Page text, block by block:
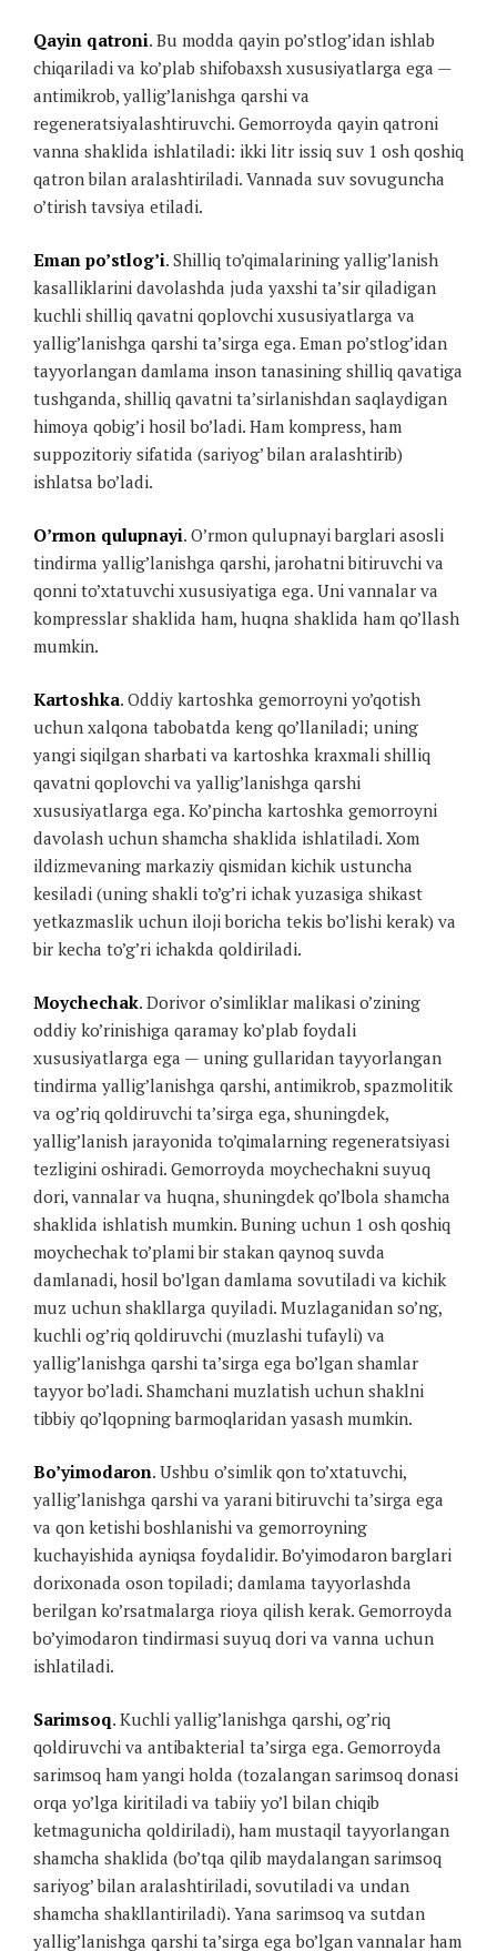
Qayin qatroni. Bu modda qayin po’stlog’idan ishlab
chiqariladi va ko’plab shifobaxsh xususiyatlarga ega —
antimikrob, yallig’lanishga qarshi va
regeneratsiyalashtiruvchi. Gemorroyda qayin qatroni
vanna shaklida ishlatiladi: ikki litr issiq suv 1 osh qoshiq
qatron bilan aralashtiriladi. Vannada suv sovuguncha
o’tirish tavsiya etiladi.
Eman po’stlog’i. Shilliq to’qimalarining yallig’lanish
kasalliklarini davolashda juda yaxshi ta’sir qiladigan
kuchli shilliq qavatni qoplovchi xususiyatlarga va
yallig’lanishga qarshi ta’sirga ega. Eman po’stlog’idan
tayyorlangan damlama inson tanasining shilliq qavatiga
tushganda, shilliq qavatni ta’sirlanishdan saqlaydigan
himoya qobig’i hosil bo’ladi. Ham kompress, ham
suppozitoriy sifatida (sariyog’ bilan aralashtirib)
ishlatsa bo’ladi.
O’rmon qulupnayi. O’rmon qulupnayi barglari asosli
tindirma yallig’lanishga qarshi, jarohatni bitiruvchi va
qonni to’xtatuvchi xususiyatiga ega. Uni vannalar va
kompresslar shaklida ham, huqna shaklida ham qo’llash
mumkin.
Kartoshka. Oddiy kartoshka gemorroyni yo’qotish
uchun xalqona tabobatda keng qo’llaniladi; uning
yangi siqilgan sharbati va kartoshka kraxmali shilliq
qavatni qoplovchi va yallig’lanishga qarshi
xususiyatlarga ega. Ko’pincha kartoshka gemorroyni
davolash uchun shamcha shaklida ishlatiladi. Xom
ildizmevaning markaziy qismidan kichik ustuncha
kesiladi (uning shakli to’g’ri ichak yuzasiga shikast
yetkazmaslik uchun iloji boricha tekis bo’lishi kerak) va
bir kecha to’g’ri ichakda qoldiriladi.
Moychechak. Dorivor o’simliklar malikasi o’zining
oddiy ko’rinishiga qaramay ko’plab foydali
xususiyatlarga ega — uning gullaridan tayyorlangan
tindirma yallig’lanishga qarshi, antimikrob, spazmolitik
va og’riq qoldiruvchi ta’sirga ega, shuningdek,
yallig’lanish jarayonida to’qimalarning regeneratsiyasi
tezligini oshiradi. Gemorroyda moychechakni suyuq
dori, vannalar va huqna, shuningdek qo’lbola shamcha
shaklida ishlatish mumkin. Buning uchun 1 osh qoshiq
moychechak to’plami bir stakan qaynoq suvda
damlanadi, hosil bo’lgan damlama sovutiladi va kichik
muz uchun shakllarga quyiladi. Muzlaganidan so’ng,
kuchli og’riq qoldiruvchi (muzlashi tufayli) va
yallig’lanishga qarshi ta’sirga ega bo’lgan shamlar
tayyor bo’ladi. Shamchani muzlatish uchun shaklni
tibbiy qo’lqopning barmoqlaridan yasash mumkin.
Bo’yimodaron. Ushbu o’simlik qon to’xtatuvchi,
yallig’lanishga qarshi va yarani bitiruvchi ta’sirga ega
va qon ketishi boshlanishi va gemorroyning
kuchayishida ayniqsa foydalidir. Bo’yimodaron barglari
dorixonada oson topiladi; damlama tayyorlashda
berilgan ko’rsatmalarga rioya qilish kerak. Gemorroyda
bo’yimodaron tindirmasi suyuq dori va vanna uchun
ishlatiladi.
Sarimsoq. Kuchli yallig’lanishga qarshi, og’riq
qoldiruvchi va antibakterial ta’sirga ega. Gemorroyda
sarimsoq ham yangi holda (tozalangan sarimsoq donasi
orqa yo’lga kiritiladi va tabiiy yo’l bilan chiqib
ketmagunicha qoldiriladi), ham mustaqil tayyorlangan
shamcha shaklida (bo’tqa qilib maydalangan sarimsoq
sariyog’ bilan aralashtiriladi, sovutiladi va undan
shamcha shakllantiriladi). Yana sarimsoq va sutdan
yallig’lanishga qarshi ta’sirga ega bo’lgan vannalar ham